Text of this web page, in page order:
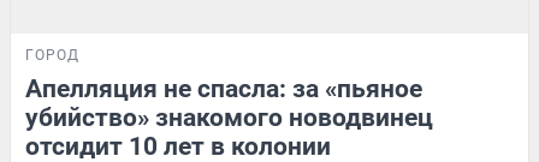
ГОРОД
Апелляция не спасла: за «пьяное
убийство» знакомого новодвинец
отсидит 10 лет в колонии